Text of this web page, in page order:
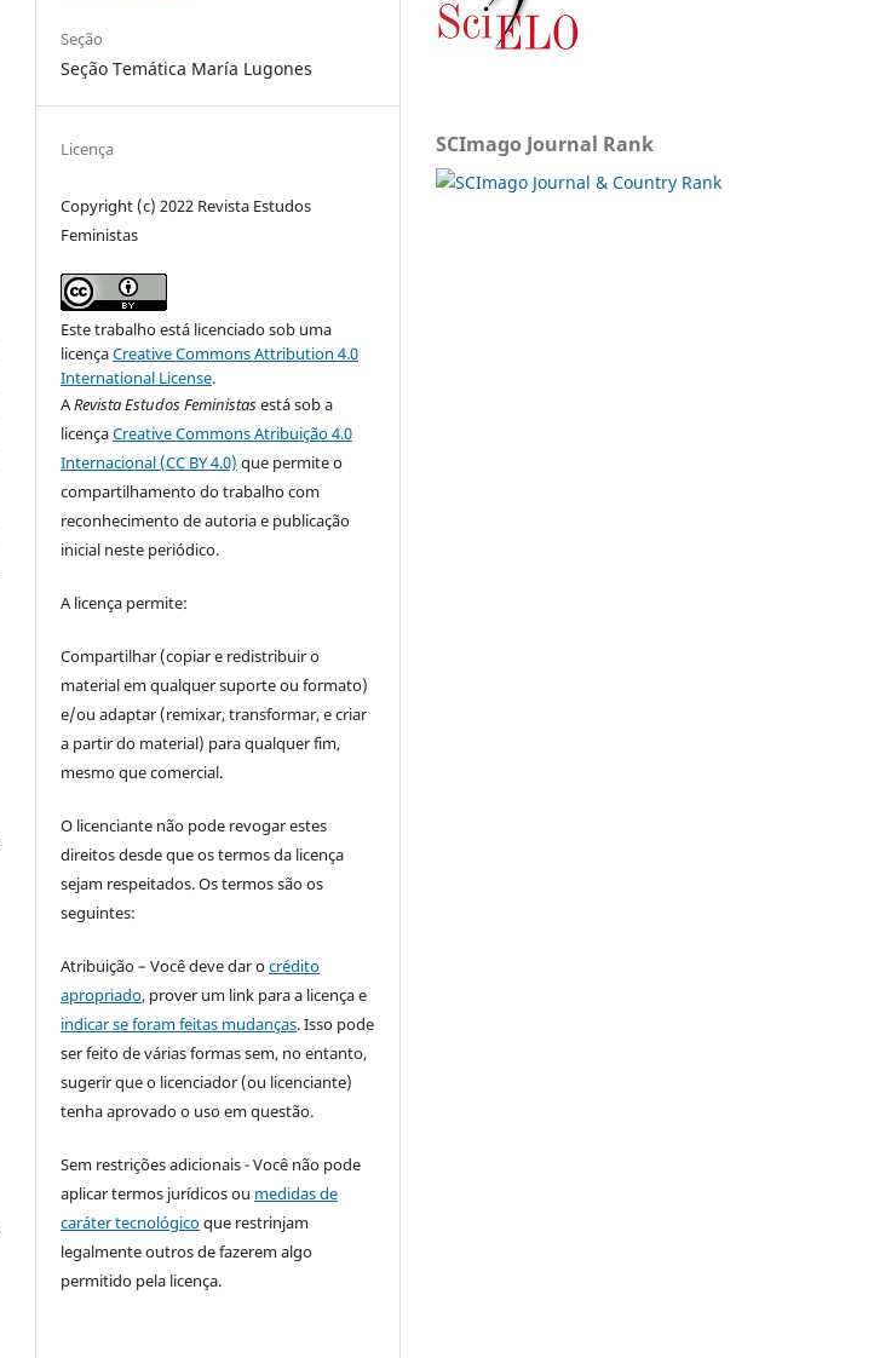
Seção
Seção Temática María Lugones
Licença
Copyright (c) 2022 Revista Estudos
Feministas
Este trabalho está licenciado sob uma
licençaCreative Commons Attribution 4.0
International License.
ARevista Estudos Feministasestá sob a
licençaCreative Commons Atribuição 4.0
Internacional (CC BY 4.0) que permite o
compartilhamento do trabalho com
reconhecimento de autoria e publicação
inicial neste periódico.
A licença permite:
Compartilhar (copiar e redistribuir o
material em qualquer suporte ou formato)
e/ou adaptar (remixar, transformar, e criar
a partir do material) para qualquer fim,
mesmo que comercial.
O licenciante não pode revogar estes
direitos desde que os termos da licença
sejam respeitados. Os termos são os
seguintes:
Atribuição – Você deve dar ocrédito
apropriado, prover um link para a licença e
indicar se foram feitas mudanças. Isso pode
ser feito de várias formas sem, no entanto,
sugerir que o licenciador (ou licenciante)
tenha aprovado o uso em questão.
Sem restrições adicionais - Você não pode
aplicar termos jurídicos ou medidas de
caráter tecnológicoque restrinjam
legalmente outros de fazerem algo
permitido pela licença.
SCImago Journal Rank